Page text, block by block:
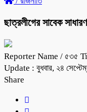
ছাত্রলীগের সাবেক
Reporter Name / ৫৩৫
Update : বুধবার, ২৪
Share